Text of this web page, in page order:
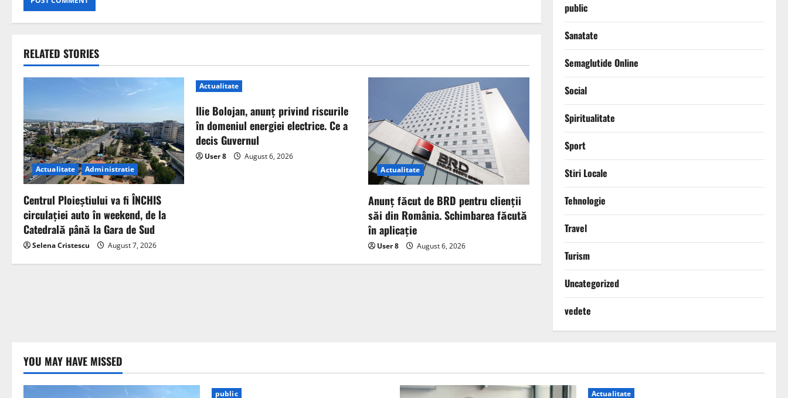
RELATED STORIES
Actualitate Administratie
Centrul Ploieștiului va fi ÎNCHIS
circulației auto în weekend, de la
Catedrală până la Gara de Sud
Selena Cristescu August 7, 2026
Actualitate
Ilie Bolojan, anunț privind riscurile
în domeniul energiei electrice. Ce a
decis Guvernul
User 8
August 6, 2026
Actualitate
Anunț făcut de BRD pentru clienții
săi din România. Schimbarea făcută
în aplicație
User 8 August 6, 2026
public
Sanatate
Semaglutide Online
Social
Spiritualitate
Sport
Stiri Locale
Tehnologie
Travel
Turism
Uncategorized
vedete
YOU MAY HAVE MISSED
public Actualitate